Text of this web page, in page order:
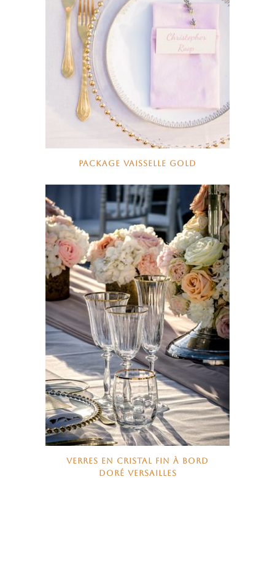
PACKAGE VAISSELLE GOLD
VERRES EN CRISTAL FIN À BORD
DORÉ VERSAILLES